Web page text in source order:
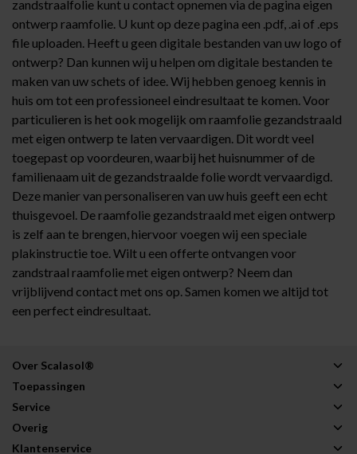
zandstraalfolie kunt u contact opnemen via de pagina eigen
ontwerp raamfolie. U kunt op deze pagina een .pdf, .ai of .eps
file uploaden. Heeft u geen digitale bestanden van uw logo of
ontwerp? Dan kunnen wij u helpen om digitale bestanden te
maken van uw schets of idee. Wij hebben genoeg kennis in
huis om tot een professioneel eindresultaat te komen. Voor
particulieren is het ook mogelijk om raamfolie gezandstraald
met eigen ontwerp te laten vervaardigen. Dit wordt veel
toegepast op voordeuren, waarbij het huisnummer of de
familienaam uit de gezandstraalde folie wordt vervaardigd.
Deze manier van personaliseren van uw huis geeft een echt
thuisgevoel. De raamfolie gezandstraald met eigen ontwerp
is zelf aan te brengen, hiervoor voegen wij een speciale
plakinstructie toe. Wilt u een offerte ontvangen voor
zandstraal raamfolie met eigen ontwerp? Neem dan
vrijblijvend contact met ons op. Samen komen we altijd tot
een perfect eindresultaat.
Over Scalasol®
Toepassingen
Service
Overig
Klantenservice